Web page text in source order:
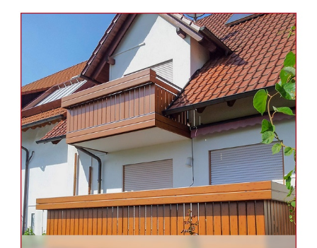
Siehe auch Balkonsanierung
Aichhalden -
Schmid & Jakobs:
✓Balkongeländer, Edelstahl
Terrassendach, Aluminium
Geländerbau, Sichtschutz